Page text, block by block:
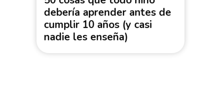
debería aprender antes de
cumplir 10 años (y casi
nadie les enseña)